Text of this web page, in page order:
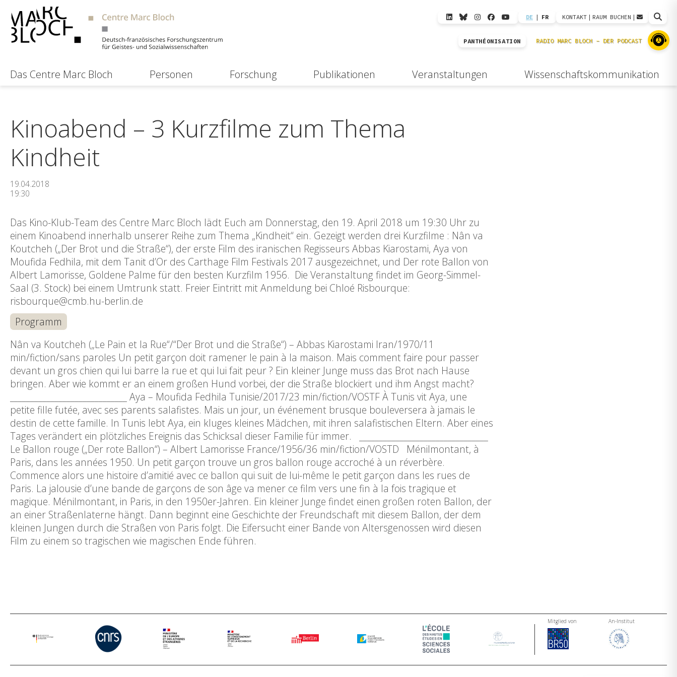
DE | FR KONTAKT | RAUM BUCHEN |
PANTHÉONISATION
Das Centre Marc Bloch Personen Forschung Publikationen Veranstaltungen Wissenschaftskommunikation
Kinoabend – 3 Kurzfilme zum Thema
Kindheit
19.04.2018
19:30
Das Kino-Klub-Team des Centre Marc Bloch lädt Euch am Donnerstag, den 19. April 2018 um 19:30 Uhr zu
einem Kinoabend innerhalb unserer Reihe zum Thema „Kindheit“ ein. Gezeigt werden drei Kurzfilme : Nân va
Koutcheh („Der Brot und die Straße“), der erste Film des iranischen Regisseurs Abbas Kiarostami, Aya von
Moufida Fedhila, mit dem Tanit d’Or des Carthage Film Festivals 2017 ausgezeichnet, und Der rote Ballon von
Albert Lamorisse, Goldene Palme für den besten Kurzfilm 1956. Die Veranstaltung findet im Georg-Simmel-
Saal (3. Stock) bei einem Umtrunk statt. Freier Eintritt mit Anmeldung bei Chloé Risbourque:
risbourque@cmb.hu-berlin.de
Programm
Nân va Koutcheh („Le Pain et la Rue“/“Der Brot und die Straße“) – Abbas Kiarostami Iran/1970/11
min/fiction/sans paroles Un petit garçon doit ramener le pain à la maison. Mais comment faire pour passer
devant un gros chien qui lui barre la rue et qui lui fait peur ? Ein kleiner Junge muss das Brot nach Hause
bringen. Aber wie kommt er an einem großen Hund vorbei, der die Straße blockiert und ihm Angst macht?
_____________________________ Aya – Moufida Fedhila Tunisie/2017/23 min/fiction/VOSTF À Tunis vit Aya, une
petite fille futée, avec ses parents salafistes. Mais un jour, un événement brusque bouleversera à jamais le
destin de cette famille. In Tunis lebt Aya, ein kluges kleines Mädchen, mit ihren salafistischen Eltern. Aber eines
Tages verändert ein plötzliches Ereignis das Schicksal dieser Familie für immer. ________________________________
Le Ballon rouge („Der rote Ballon“) – Albert Lamorisse France/1956/36 min/fiction/VOSTD Ménilmontant, à
Paris, dans les années 1950. Un petit garçon trouve un gros ballon rouge accroché à un réverbère.
Commence alors une histoire d’amitié avec ce ballon qui suit de lui-même le petit garçon dans les rues de
Paris. La jalousie d’une bande de garçons de son âge va mener ce film vers une fin à la fois tragique et
magique. Ménilmontant, in Paris, in den 1950er-Jahren. Ein kleiner Junge findet einen großen roten Ballon, der
an einer Straßenlaterne hängt. Dann beginnt eine Geschichte der Freundschaft mit diesem Ballon, der dem
kleinen Jungen durch die Straßen von Paris folgt. Die Eifersucht einer Bande von Altersgenossen wird diesen
Film zu einem so tragischen wie magischen Ende führen.
Mitglied von An-Institut